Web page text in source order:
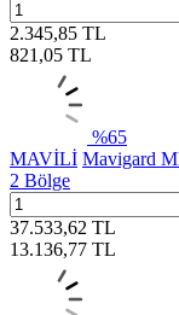
2.345,85 TL
821,05 TL
%65
MAVİLİ Mavigard
2 Bölge
37.533,62 TL
13.136,77 TL